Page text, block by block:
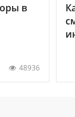
в
48936